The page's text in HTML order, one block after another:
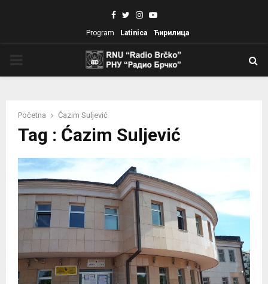
Facebook
TwitterInstagram
Youtube
Program Latinica Ћирилица
Početna Ćazim Suljević
Tag : Ćazim Suljević